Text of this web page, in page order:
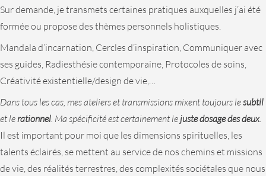
Sur demande, je transmets certaines pratiques auxquelles j’ai été
formée ou propose des thèmes personnels holistiques.
Mandala d’incarnation, Cercles d’inspiration, Communiquer avec
ses guides, Radiesthésie contemporaine, Protocoles de soins,
Créativité existentielle/design de vie,…
Dans tous les cas, mes ateliers et transmissions mixent toujours lesubtil
et le rationnel . Ma spécificité est certainement le juste dosage des deux.
Il est important pour moi que les dimensions spirituelles, les
talents éclairés, se mettent au service de nos chemins et missions
de vie, des réalités terrestres, des complexités sociétales que nous